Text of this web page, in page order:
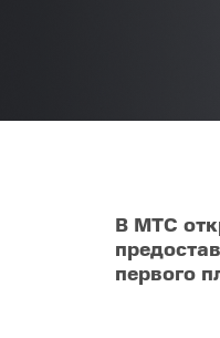
В МТС
первого